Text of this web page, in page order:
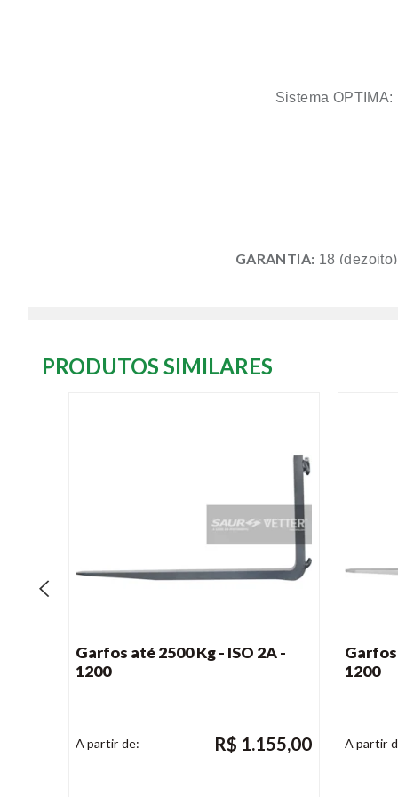
Sistema
GARANTIA: 18
Garfos até 2500 Kg - ISO 2A -
1200
R$ 1.155,00
Garfos
1200